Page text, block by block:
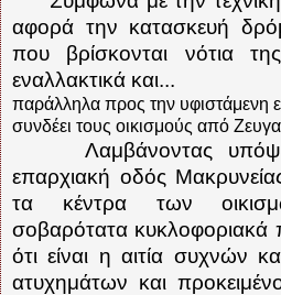
αφορά την κατασκευή
που βρίσκονται νότια
εναλλακτικά και...
παράλληλα προς την υφιστάμενη
συνδέει τους οικισμούς από
Λαμβάνοντας
επαρχιακή οδός
τα κέντρα των
σοβαρότατα κυκλοφοριακά
ότι είναι η αιτία συχνών
ατυχημάτων και